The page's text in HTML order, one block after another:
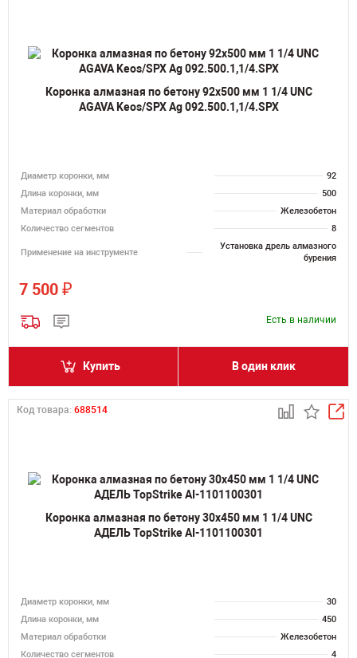
Коронка алмазная по бетону 92х500 мм 1 1/4 UNC
AGAVA Keos/SPX Ag 092.500.1,1/4.SPX
Диаметр коронки, мм
92
Длина коронки, мм
500
Материал обработки
Железобетон
Количество сегментов
8
Применение на инструменте
Установка дрель алмазного
бурения
7 500 ₽
Есть в наличии
Купить В один клик
Код товара: 688514
Коронка алмазная по бетону 30х450 мм 1 1/4 UNC
АДЕЛЬ TopStrike AI-1101100301
Диаметр коронки, мм
30
Длина коронки, мм
450
Материал обработки
Железобетон
Количество сегментов
4